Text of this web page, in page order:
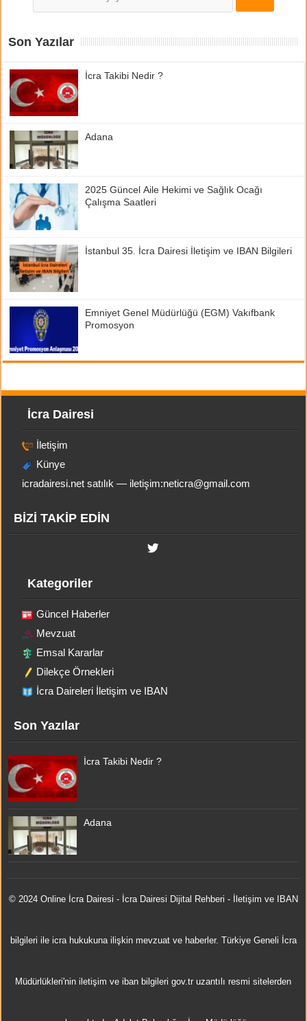
Son Yazılar
İcra Takibi Nedir ?
Adana
2025 Güncel Aile Hekimi ve Sağlık Ocağı
Çalışma Saatleri
İstanbul 35. İcra Dairesi İletişim ve IBAN Bilgileri
Emniyet Genel Müdürlüğü (EGM) Vakıfbank
Promosyon
İcra Dairesi
İletişim
Künye
icradairesi.net satılık — iletişim:neticra@gmail.com
BİZİ TAKİP EDİN
Kategoriler
Güncel Haberler
Mevzuat
Emsal Kararlar
Dilekçe Örnekleri
İcra Daireleri İletişim ve IBAN
Son Yazılar
İcra Takibi Nedir ?
Adana
© 2024 Online İcra Dairesi - İcra Dairesi Dijital Rehberi - İletişim ve IBAN
bilgileri ile icra hukukuna ilişkin mevzuat ve haberler. Türkiye Geneli İcra
Müdürlükleri'nin iletişim ve iban bilgileri gov.tr uzantılı resmi sitelerden